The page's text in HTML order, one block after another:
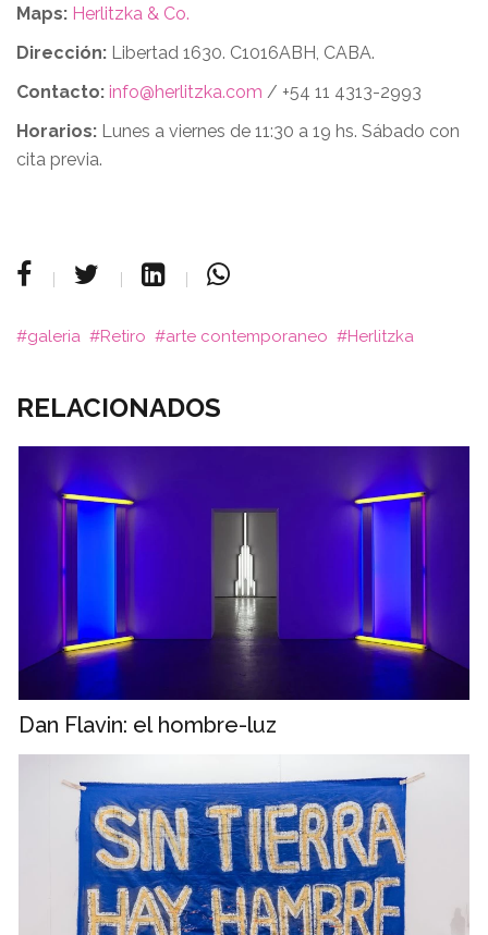
Maps: Herlitzka & Co.
Dirección: Libertad 1630. C1016ABH, CABA.
Contacto: info@herlitzka.com / +54 11 4313-2993
Horarios: Lunes a viernes de 11:30 a 19 hs. Sábado con
cita previa.
galeria Retiro arte contemporaneo Herlitzka
RELACIONADOS
Dan Flavin: el hombre-luz